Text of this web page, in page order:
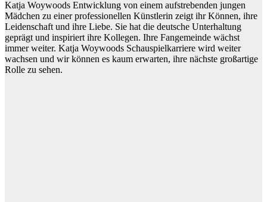
Katja Woywoods Entwicklung von einem aufstrebenden jungen
Mädchen zu einer professionellen Künstlerin zeigt ihr Können, ihre
Leidenschaft und ihre Liebe. Sie hat die deutsche Unterhaltung
geprägt und inspiriert ihre Kollegen. Ihre Fangemeinde wächst
immer weiter. Katja Woywoods Schauspielkarriere wird weiter
wachsen und wir können es kaum erwarten, ihre nächste großartige
Rolle zu sehen.